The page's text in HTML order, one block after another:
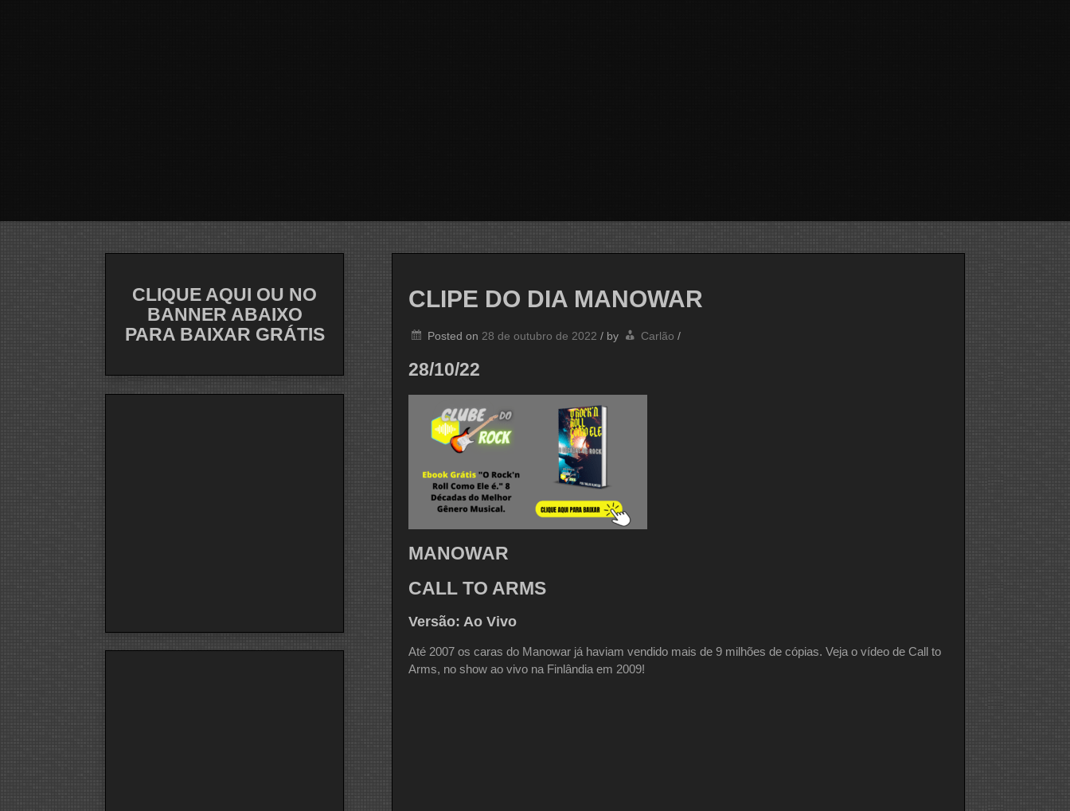
CLIPE DO DIA MANOWAR
Posted on 28 de outubro de 2022 / by Carlão /
28/10/22
MANOWAR
CALL TO ARMS
Versão: Ao Vivo
Até 2007 os caras do Manowar já haviam vendido mais de 9 milhões de cópias. Veja o vídeo de Call to
Arms, no show ao vivo na Finlândia em 2009!
CLIQUE AQUI OU NO
BANNER ABAIXO
PARA BAIXAR GRÁTIS